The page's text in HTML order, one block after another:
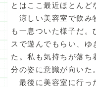
とはここ最近ほとんど
涼しい美容室で飲み
も一息ついた様子だ
スで遊んでもらい、ゆ
た。私も気持ちが落ち
分の姿に意識が向いた。
最後に美容室に行っ